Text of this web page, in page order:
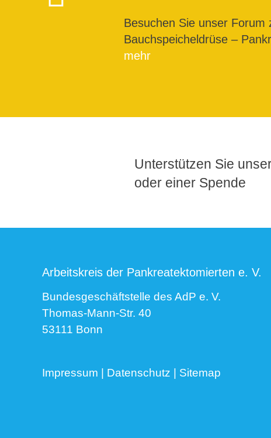
Besuchen Sie unser Forum
Bauchspeicheldrüse –
mehr
Unterstützen Sie
oder einer Spende
Arbeitskreis der Pankreatektomierten e. V.
Bundesgeschäftstelle des AdP e. V.
Thomas-Mann-Str. 40
53111 Bonn
Impressum Datenschutz Sitemap